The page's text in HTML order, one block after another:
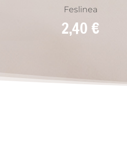
Feslinea
2,40 €